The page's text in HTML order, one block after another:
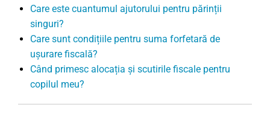
Care este cuantumul ajutorului pentru părinții
singuri?
Care sunt condițiile pentru suma forfetară de
ușurare fiscală?
Când primesc alocația și scutirile fiscale pentru
copilul meu?